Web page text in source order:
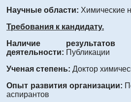
Научные области: Химические
Требования к кандидату.
Наличие результатов
деятельности: Публикации
Ученая степень: Доктор
Опыт развития организации:
аспирантов